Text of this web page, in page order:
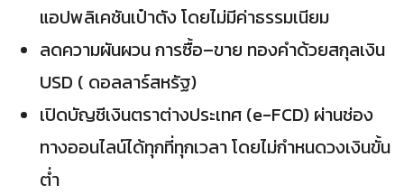
แอปพลิเคชันเป๋าตัง โดยไม่มีค่าธรรมเนียม
ลดความผันผวน การซื้อ–ขาย ทองคำด้วยสกุลเงิน
USD ( ดอลลาร์สหรัฐ)
เปิดบัญชีเงินตราต่างประเทศ (e-FCD) ผ่านช่อง
ทางออนไลน์ได้ทุกที่ทุกเวลา โดยไม่กำหนดวงเงินขั้น
ต่ำ